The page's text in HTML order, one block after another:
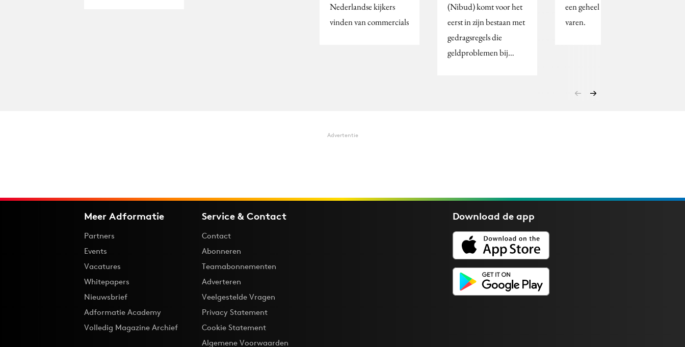
Nederlandse kijkers
vinden van commercials
(Nibud) komt voor het
eerst in zijn bestaan met
gedragsregels die
geldproblemen bij…
een geheel andere koers
varen.
Advertentie
Meer Adformatie
Partners
Events
Vacatures
Whitepapers
Nieuwsbrief
Adformatie Academy
Volledig Magazine Archief
Service & Contact
Contact
Abonneren
Teamabonnementen
Adverteren
Veelgestelde Vragen
Privacy Statement
Cookie Statement
Algemene Voorwaarden
Download deapp